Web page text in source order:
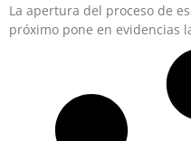
La apertura del proceso de
próximo pone en evidencias